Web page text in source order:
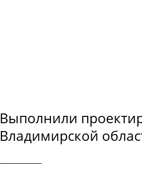
Выполнили
Владимирской